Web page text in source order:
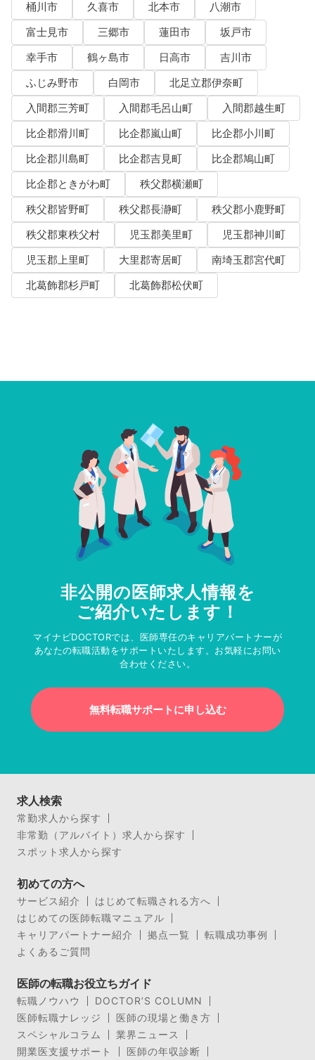
桶川市
久喜市 北本市
八潮市
富士見市
三郷市 蓮田市
坂戸市
幸手市
鶴ヶ島市 日高市
吉川市
ふじみ野市
白岡市
北足立郡伊奈町
入間郡三芳町
入間郡毛呂山町
入間郡越生町
比企郡滑川町
比企郡嵐山町
比企郡小川町
比企郡川島町
比企郡吉見町
比企郡鳩山町
比企郡ときがわ町
秩父郡横瀬町
秩父郡皆野町
秩父郡長瀞町
秩父郡小鹿野町
秩父郡東秩父村
児玉郡美里町
児玉郡神川町
児玉郡上里町
大里郡寄居町
南埼玉郡宮代町
北葛飾郡杉戸町
北葛飾郡松伏町
非公開の医師求人情報を
ご紹介いたします！
マイナビDOCTORでは、医師専任のキャリアパートナーが
あなたの転職活動をサポートいたします。お気軽にお問い
合わせください。
無料転職サポートに申し込む
求人検索
常勤求人から探す
非常勤（アルバイト）求人から探す
スポット求人から探す
初めての方へ
サービス紹介
はじめて転職される方へ
はじめての医師転職マニュアル
キャリアパートナー紹介
拠点一覧
転職成功事例
よくあるご質問
医師の転職お役立ちガイド
転職ノウハウ
DOCTOR’S COLUMN
医師転職ナレッジ
医師の現場と働き方
スペシャルコラム
業界ニュース
開業医支援サポート
医師の年収診断